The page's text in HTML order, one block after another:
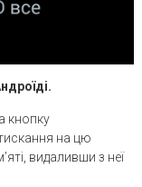
кнопку
на цю
видаливши з неї